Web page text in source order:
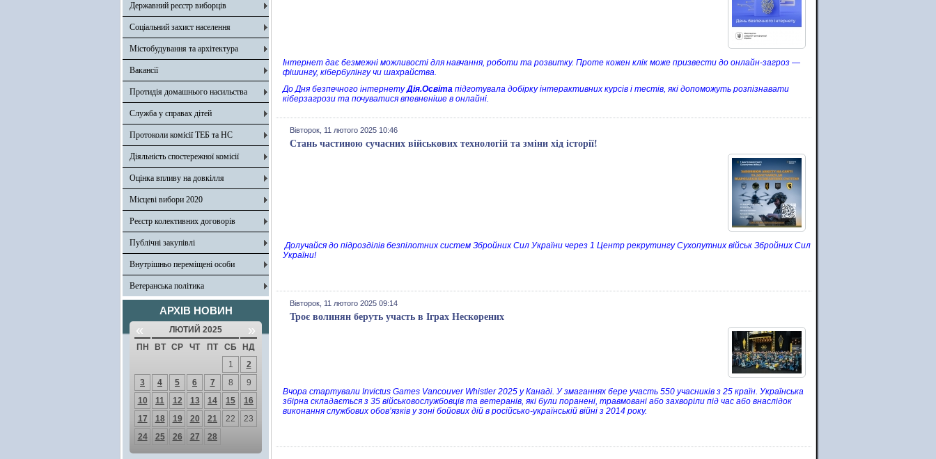
Державний реєстр виборців
Соціальний захист населення
Містобудування та архітектура
Вакансії
Протидія домашнього насильства
Служба у справах дітей
Протоколи комісії ТЕБ та НС
Діяльність спостережної комісії
Оцінка впливу на довкілля
Місцеві вибори 2020
Реєстр колективних договорів
Публічні закупівлі
Внутрішньо переміщені особи
Ветеранська політика
АРХІВ НОВИН
« ЛЮТИЙ 2025 »
ПН ВТ СР ЧТ ПТ СБ
НД
1
2
3
4 5 6 7 8
9
10
11 12 13 14 15
16
17
18 19 20 21 22
23
24
25 26 27 28
Інтернет дає безмежні можливості для навчання, роботи та розвитку. Проте кожен клік може призвести до онлайн-загроз —
фішингу, кібербулінгу чи шахрайства.
До Дня безпечного інтернетуДія.Освіта підготувала добірку інтерактивних курсів і тестів, які допоможуть розпізнавати
кіберзагрози та почуватися впевненіше в онлайні.
Вівторок, 11 лютого 2025 10:46
Стань частиною сучасних військових технологій та зміни хід історії!
Долучайся до підрозділів безпілотних систем Збройних Сил України через 1 Центр рекрутингу Сухопутних військ Збройних Сил
України!
Вівторок, 11 лютого 2025 09:14
Троє волинян беруть участь в Іграх Нескорених
Вчора стартували Invictus Games Vancouver Whistler 2025 у Канаді. У змаганнях бере участь 550 учасників з 25 країн. Українська
збірна складається з 35 військовослужбовців та ветеранів, які були поранені, травмовані або захворіли під час або внаслідок
виконання службових обов’язків у зоні бойових дій в російсько-українській війні з 2014 року.